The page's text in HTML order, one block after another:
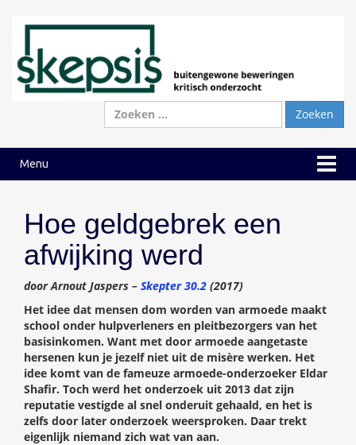
Zoeken
naar:
Menu
Hoe geldgebrek een
afwijking werd
door Arnout Jaspers – Skepter 30.2 (2017)
Het idee dat mensen dom worden van armoede maakt
school onder hulpverleners en pleitbezorgers van het
basisinkomen. Want met door armoede aangetaste
hersenen kun je jezelf niet uit de misère werken. Het
idee komt van de fameuze armoede-onderzoeker Eldar
Shafir. Toch werd het onderzoek uit 2013 dat zijn
reputatie vestigde al snel onderuit gehaald, en het is
zelfs door later onderzoek weersproken. Daar trekt
eigenlijk niemand zich wat van aan.